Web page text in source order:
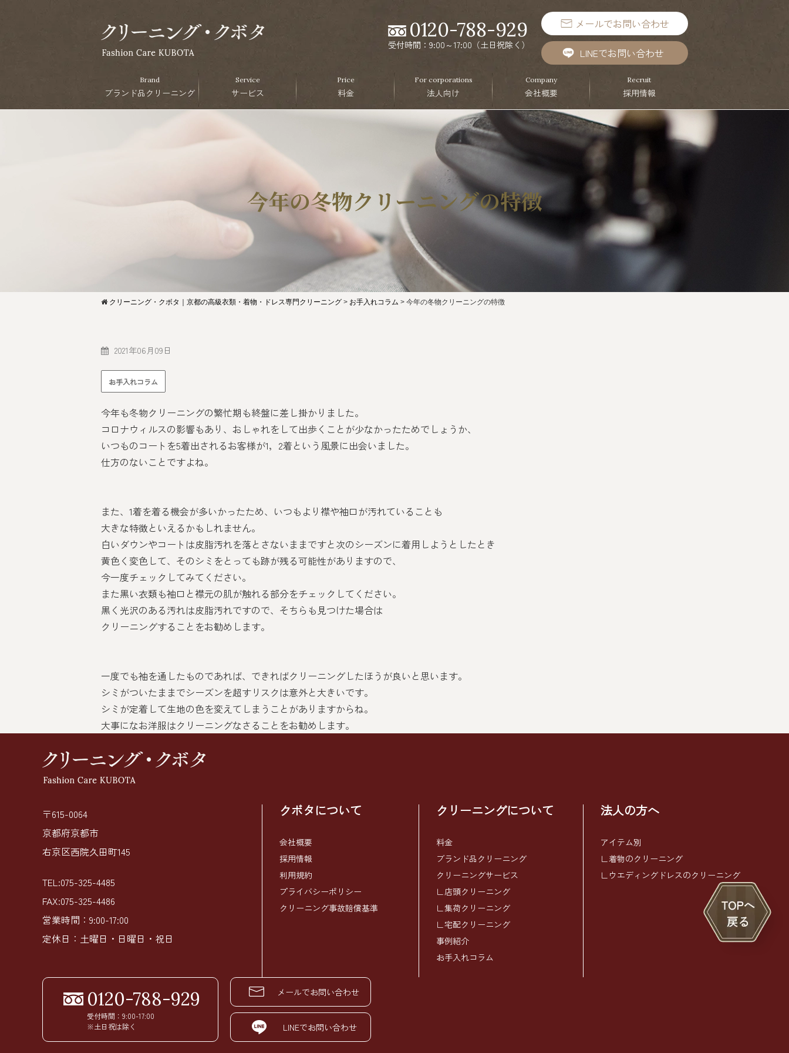
0120-788-929
受付時間：9:00～17:00（土日祝除く）
メールでお問い合わせ
LINEでお問い合わせ
Brand
ブランド品クリーニング
Service
サービス
Price
料金
For corporations
法人向け
Company
会社概要
Recruit
採用情報
今年の冬物クリーニングの特徴
クリーニング・クボタ｜京都の高級衣類・着物・ドレス専門クリーニング > お手入れコラム > 今年の冬物クリーニングの特徴
2021年06月09日
お手入れコラム
今年も冬物クリーニングの繁忙期も終盤に差し掛かりました。
コロナウィルスの影響もあり、おしゃれをして出歩くことが少なかったためでしょうか、
いつものコートを5着出されるお客様が1，2着という風景に出会いました。
仕方のないことですよね。
また、1着を着る機会が多いかったため、いつもより襟や袖口が汚れていることも
大きな特徴といえるかもしれません。
白いダウンやコートは皮脂汚れを落とさないままですと次のシーズンに着用しようとしたとき
黄色く変色して、そのシミをとっても跡が残る可能性がありますので、
今一度チェックしてみてください。
また黒い衣類も袖口と襟元の肌が触れる部分をチェックしてください。
黒く光沢のある汚れは皮脂汚れですので、そちらも見つけた場合は
クリーニングすることをお勧めします。
一度でも袖を通したものであれば、できればクリーニングしたほうが良いと思います。
シミがついたままでシーズンを超すリスクは意外と大きいです。
シミが定着して生地の色を変えてしまうことがありますからね。
大事になお洋服はクリーニングなさることをお勧めします。
〒615-0064
京都府京都市
右京区西院久田町145
TEL:075-325-4485
FAX:075-325-4486
営業時間：9:00-17:00
定休日：土曜日・日曜日・祝日
クボタについて
会社概要
採用情報
利用規約
プライバシーポリシー
クリーニング事故賠償基準
クリーニングについて
料金
ブランド品クリーニング
クリーニングサービス
∟店頭クリーニング
∟集荷クリーニング
∟宅配クリーニング
事例紹介
お手入れコラム
法人の方へ
アイテム別
∟着物のクリーニング
∟ウエディングドレスのクリーニング
0120-788-929
受付時間：9:00-17:00
※土日祝は除く
メールでお問い合わせ
LINEでお問い合わせ